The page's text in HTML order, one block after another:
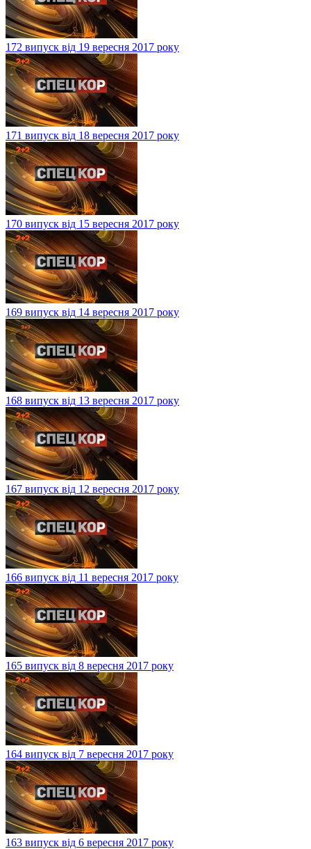
172 випуск від 19 вересня 2017 року
171 випуск від 18 вересня 2017 року
170 випуск від 15 вересня 2017 року
169 випуск від 14 вересня 2017 року
168 випуск від 13 вересня 2017 року
167 випуск від 12 вересня 2017 року
166 випуск від 11 вересня 2017 року
165 випуск від 8 вересня 2017 року
164 випуск від 7 вересня 2017 року
163 випуск від 6 вересня 2017 року